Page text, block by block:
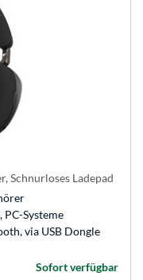
Schnurloses Ladepad
Systeme
via USB Dongle
Sofort verfügbar